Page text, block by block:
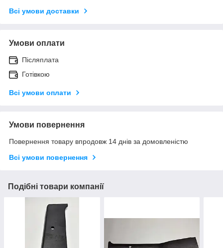
Всі умови доставки
Умови оплати
Післяплата
Готівкою
Всі умови оплати
Умови повернення
Повернення товару впродовж 14 днів за домовленістю
Всі умови повернення
Подібні товари компанії